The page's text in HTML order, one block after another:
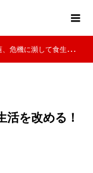
瀕して食生活を改める！の巻♪▼△
を改める！